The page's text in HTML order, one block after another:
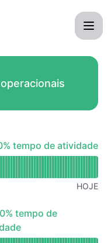
- tempo de atividade
tempo de atividade
HOJE
- tempo de atividade
tempo de